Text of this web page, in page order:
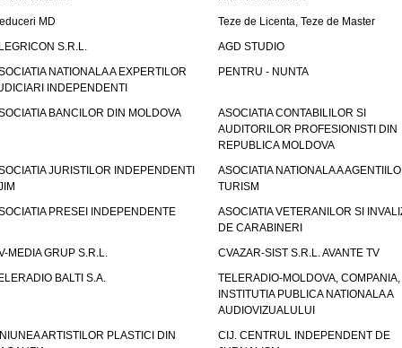
MD
Teze de Licenta, Teze de Master
S.R.L.
AGD STUDIO
NATIONALA A EXPERTILOR
INDEPENDENTI
PENTRU - NUNTA
BANCILOR DIN MOLDOVA
ASOCIATIA CONTABILILOR SI
AUDITORILOR PROFESIONISTI DIN
REPUBLICA MOLDOVA
JURISTILOR INDEPENDENTI
ASOCIATIA NATIONALA A
TURISM
PRESEI INDEPENDENTE
ASOCIATIA VETERANILOR SI
DE CARABINERI
MEDIA GRUP S.R.L.
CVAZAR-SIST S.R.L. AVANTE TV
BALTI S.A.
TELERADIO-MOLDOVA, COMPANIA,
INSTITUTIA PUBLICA NATIONALA A
AUDIOVIZUALULUI
ARTISTILOR PLASTICI DIN
CIJ. CENTRUL INDEPENDENT DE